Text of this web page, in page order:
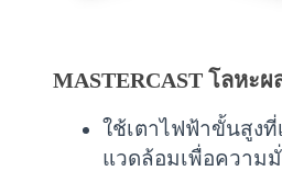
MASTERCAST โลหะผ
ใช้เตาไฟฟ้าขั้นสูง
แวดล้อมเพื่อความ